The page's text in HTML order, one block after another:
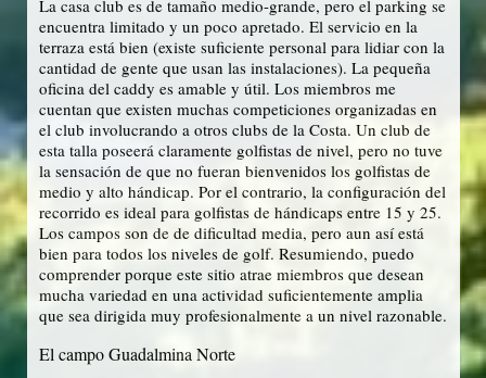
La casa club es de tamaño medio-grande, pero el parking se
encuentra limitado y un poco apretado. El servicio en la
terraza está bien (existe suficiente personal para lidiar con la
cantidad de gente que usan las instalaciones). La pequeña
oficina del caddy es amable y útil. Los miembros me
cuentan que existen muchas competiciones organizadas en
el club involucrando a otros clubs de la Costa. Un club de
esta talla poseerá claramente golfistas de nivel, pero no tuve
la sensación de que no fueran bienvenidos los golfistas de
medio y alto hándicap. Por el contrario, la configuración del
recorrido es ideal para golfistas de hándicaps entre 15 y 25.
Los campos son de de dificultad media, pero aun así está
bien para todos los niveles de golf. Resumiendo, puedo
comprender porque este sitio atrae miembros que desean
mucha variedad en una actividad suficientemente amplia
que sea dirigida muy profesionalmente a un nivel razonable.
El campo Guadalmina Norte